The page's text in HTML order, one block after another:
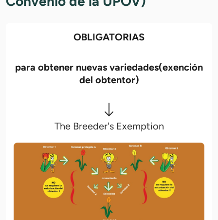
OBLIGATORIAS
para obtener nuevas variedades(exención
del obtentor)
The Breeder's Exemption